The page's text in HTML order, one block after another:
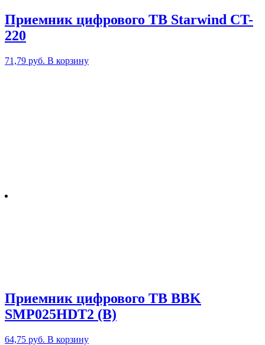
Приемник цифрового ТВ Starwind CT-
220
71,79 руб. В корзину
Приемник цифрового ТВ BBK
SMP025HDT2 (B)
64,75 руб. В корзину